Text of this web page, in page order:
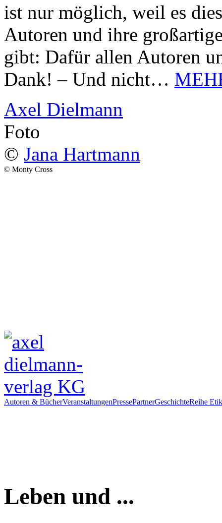
ist nur möglich, weil es
Autoren und ihre
gibt: Dafür allen Autoren
Dank! – Und nicht…
Axel Dielmann
Foto
© Jana Hartmann
© Monty Cross
Autoren & BücherVeranstaltungenPressePartnerGeschichteReihe
Leben und ...